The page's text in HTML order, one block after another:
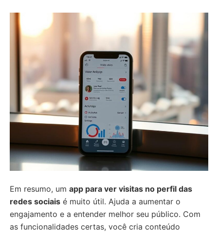
Em resumo, um app para ver visitas no perfil das
redes sociais é muito útil. Ajuda a aumentar o
engajamento e a entender melhor seu público. Com
as funcionalidades certas, você cria conteúdo